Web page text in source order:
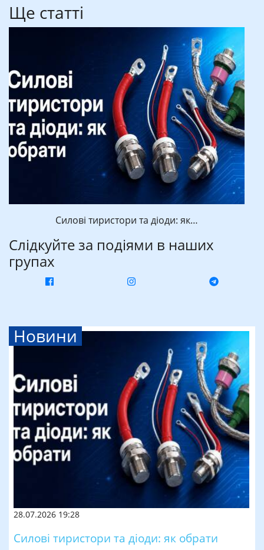
Ще статті
Силові тиристори та діоди: як…
Слідкуйте за подіями в наших
групах
Новини
28.07.2026 19:28
Силові тиристори та діоди: як обрати